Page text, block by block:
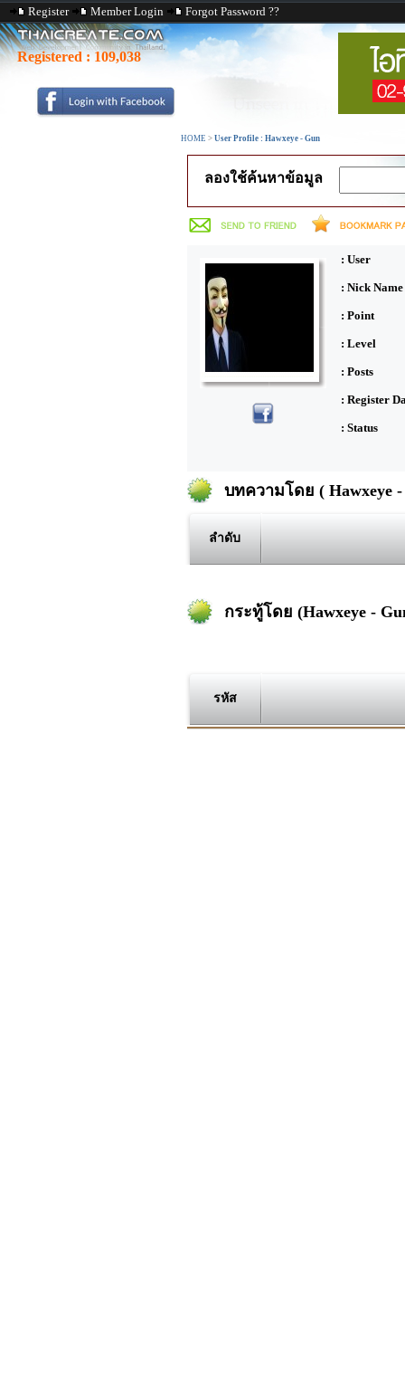
Register Member Login Forgot Password ??
Registered : 109,038
HOME > User Profile : Hawxeye - Gun
ลองใช้ค้นหาข้อมูล
: User
: Nick Name
: Point
: Level
: Posts
: Register
: Status
บทความโดย ( Hawxeye -
ลำดับ
กระทู้โดย (Hawxeye -
รหัส